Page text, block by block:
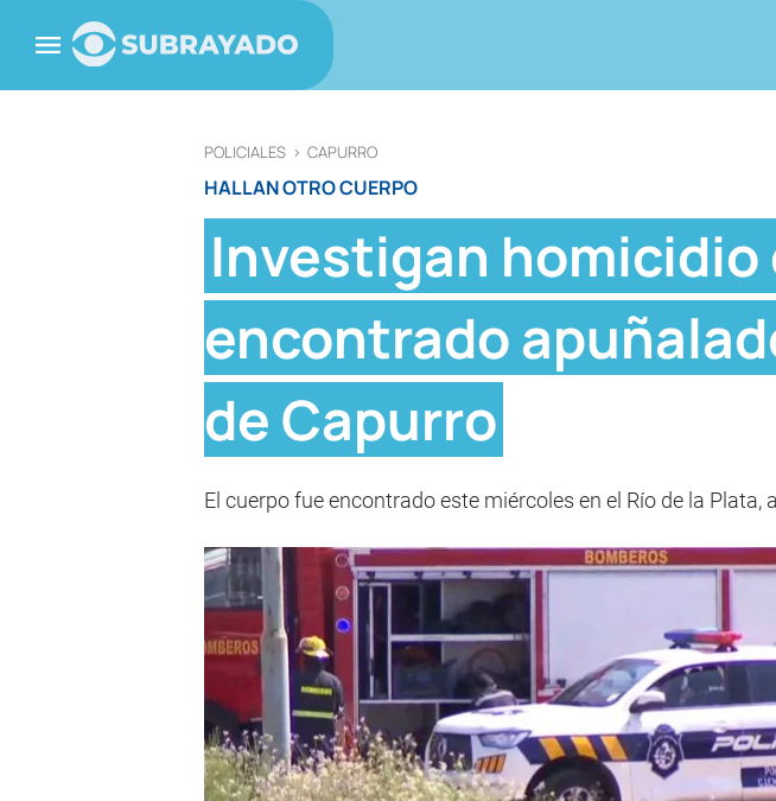
POLICIALES > CAPURRO
HALLAN OTRO CUERPO
Investigan homicidio
encontrado
de Capurro
El cuerpo fue encontrado este miércoles en el Río de la